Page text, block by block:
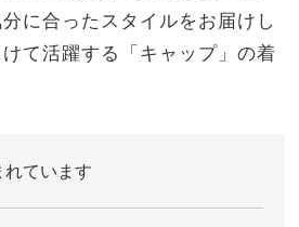
に合ったスタイルをお届けし
て活躍する「キャップ」の着
れています